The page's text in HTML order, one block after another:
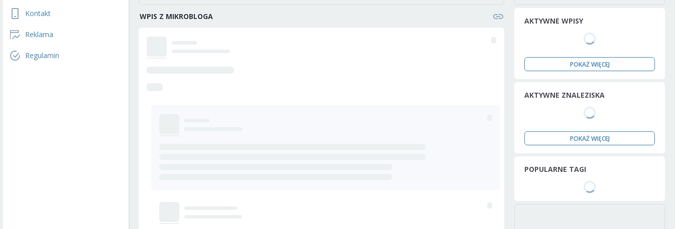
Kontakt
Reklama
Regulamin
WPIS Z MIKROBLOGA AKTYWNE WPISY
POKAŻ WIĘCEJ
AKTYWNE ZNALEZISKA
POKAŻ WIĘCEJ
POPULARNE TAGI